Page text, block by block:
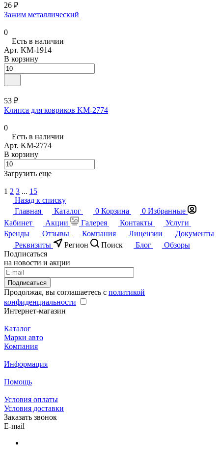
26 ₽
Зажим металлический
0
Есть в наличии
Арт. KM-1914
В корзину
53 ₽
Клипса для ковриков KM-2774
0
Есть в наличии
Арт. KM-2774
В корзину
Загрузить еще
1 2 3 ... 15
Назад к списку
Главная
Каталог 0 Корзина 0 Избранные
Кабинет
Акции Галерея Контакты
Услуги
Бренды
Отзывы Компания Лицензии
Документы
Реквизиты
Регион Поиск Блог
Обзоры
Подписаться
на новости и акции
Подписаться
Продолжая, вы соглашаетесь с политикой
конфиденциальности
Интернет-магазин
Каталог
Марки авто
Компания
Информация
Помощь
Условия оплаты
Условия доставки
Заказать звонок
E-mail